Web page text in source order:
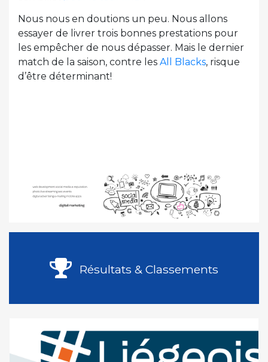
Nous nous en doutions un peu. Nous allons
essayer de livrer trois bonnes prestations pour
les empêcher de nous dépasser. Mais le dernier
match de la saison, contre les All Blacks, risque
d’être déterminant!
Résultats & Classements